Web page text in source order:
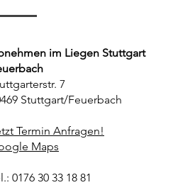
im Liegen Stuttgart
7
Stuttgart/Feuerbach
Termin Anfragen!
Maps
0176 30 33 18 81